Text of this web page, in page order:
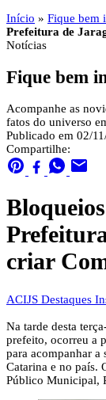
Início » Fique bem
Prefeitura de
Notícias
Fique bem
Acompanhe as
fatos do universo
Publicado em 02/
Compartilhe:
criar
ACIJS Destaques
Na tarde desta
prefeito, ocorreu a
para acompanhar a
Catarina e no país.
Público Municipal,